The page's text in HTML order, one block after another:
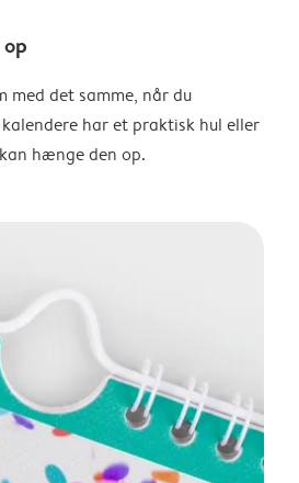
med det samme, når du
har et praktisk hul eller
hænge den op.